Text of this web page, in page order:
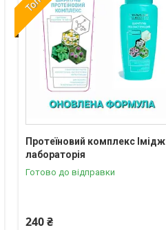
Протеїновий комплекс Імідж
лабораторія
Готово до відправки
240 ₴